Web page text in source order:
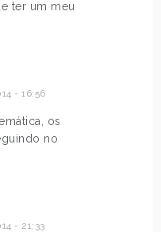
ter um meu
- 16:56
os
no
- 21:33